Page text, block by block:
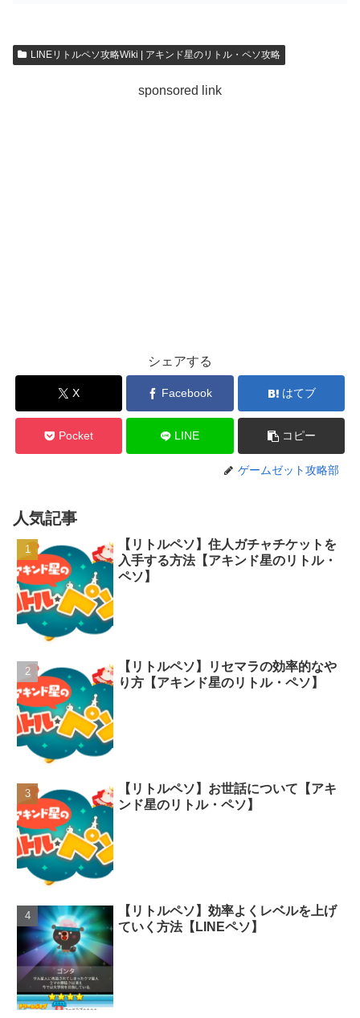
LINEリトルペソ攻略Wiki | アキンド星のリトル・ペソ攻略
sponsored link
シェアする
X Facebook はてブ
Pocket LINE コピー
ゲームゼット攻略部
人気記事
【リトルペソ】住人ガチャチケットを
入手する方法【アキンド星のリトル・
ペソ】
【リトルペソ】リセマラの効率的なや
り方【アキンド星のリトル・ペソ】
【リトルペソ】お世話について【アキ
ンド星のリトル・ペソ】
【リトルペソ】効率よくレベルを上げ
ていく方法【LINEペソ】